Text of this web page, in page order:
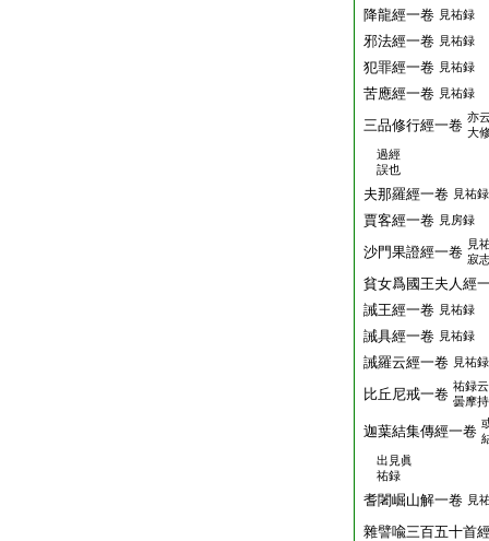
降龍經一卷 見祐録
邪法經一卷 見祐録
犯罪經一卷 見祐録
苦應經一卷 見祐録
三品修行經一卷 亦
大
過經
誤也
夫那羅經一卷 見祐録
賈客經一卷 見房録
沙門果證經一卷 見
寂
貧女爲國王夫人經
誡王經一卷 見祐録
誡具經一卷 見祐録
誡羅云經一卷 見祐録
比丘尼戒一卷 祐録
曇摩
迦葉結集傳經一卷
出見眞
祐録
耆闍崛山解一卷 見
雜譬喩三百五十首